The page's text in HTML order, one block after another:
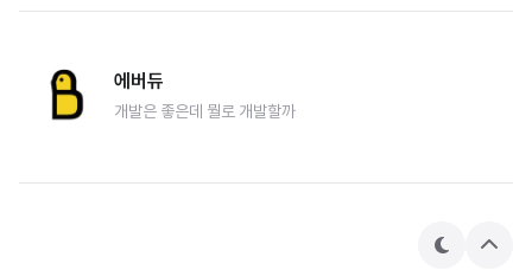
에버듀
개발은 좋은데 뭘로 개발할까
테
상